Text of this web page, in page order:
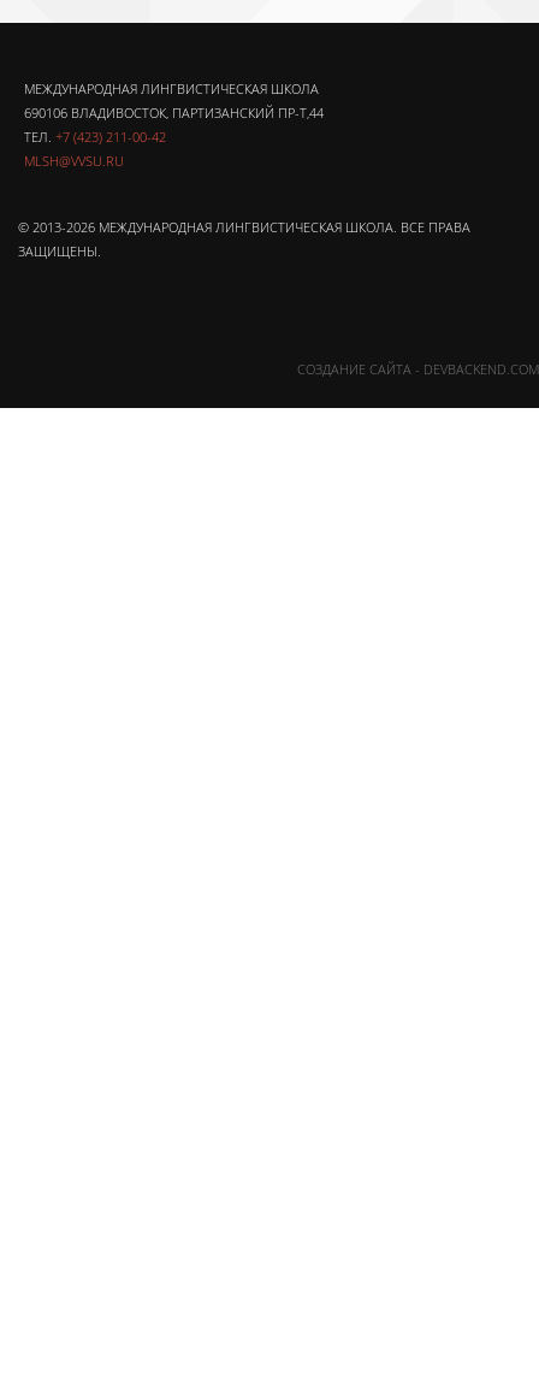
МЕЖДУНАРОДНАЯ ЛИНГВИСТИЧЕСКАЯ ШКОЛА
690106 ВЛАДИВОСТОК, ПАРТИЗАНСКИЙ ПР-Т,44
ТЕЛ. +7 (423) 211-00-42
MLSH@VVSU.RU
© 2013-2026 МЕЖДУНАРОДНАЯ ЛИНГВИСТИЧЕСКАЯ ШКОЛА. ВСЕ ПРАВА
ЗАЩИЩЕНЫ.
СОЗДАНИЕ САЙТА - DEVBACKEND.COM